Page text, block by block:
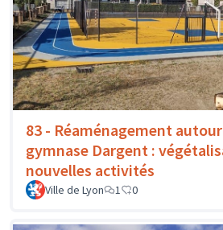
83 - Réaménagement
gymnase Dargent :
nouvelles activités
Ville de Lyon 1 0